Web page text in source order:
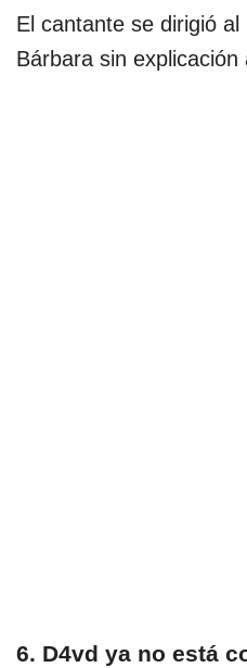
El cantante se dirigió
Bárbara sin explicación
6. D4vd ya no está